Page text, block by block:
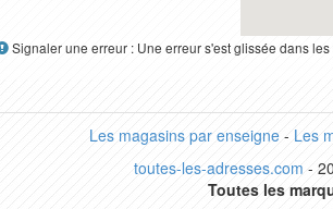
Signaler une erreur : Une erreur s'est glissée dans
Les magasins par enseigne- Les
toutes-les-adresses.com -
Toutes les